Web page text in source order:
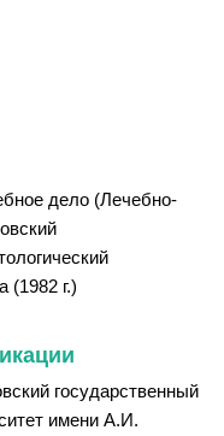
дело (Лечебно-
(1982 г.)
государственный
имени А.И.